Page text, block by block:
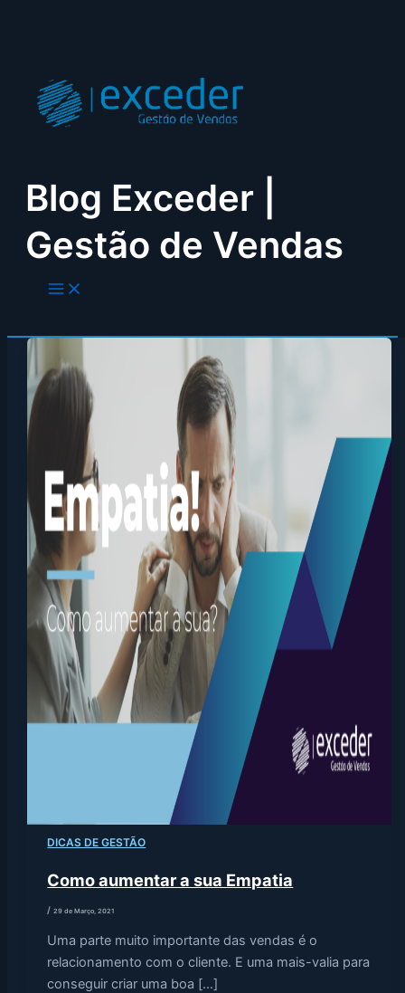
Blog Exceder |
Gestão de Vendas
DICAS DE GESTÃO
Como aumentar a sua Empatia
/29 de Março, 2021
Uma parte muito importante das vendas é o
relacionamento com o cliente. E uma mais-valia para
conseguir criar uma boa […]